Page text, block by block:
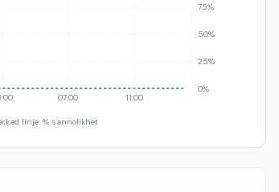
07:00 11:00
0%
25%
50%
75%
linje: % sannolikhet